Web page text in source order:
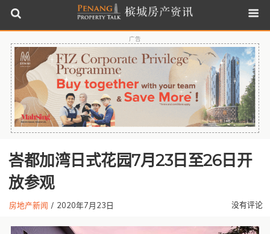
广告
峇都加湾日式花园7月23日至26日开
放参观
房地产新闻 / 2020年7月23日 没有评论